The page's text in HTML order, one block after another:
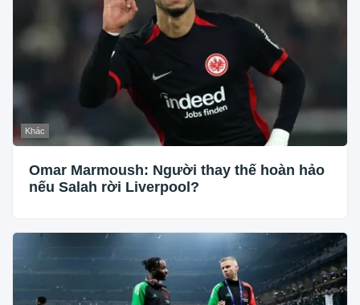
Khác
Omar Marmoush: Người thay thế hoàn hảo
nếu Salah rời Liverpool?